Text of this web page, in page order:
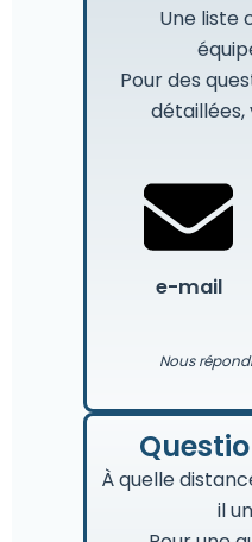
Une liste
Pour des
détaillées,
e-mail
Nous
À quelle
il